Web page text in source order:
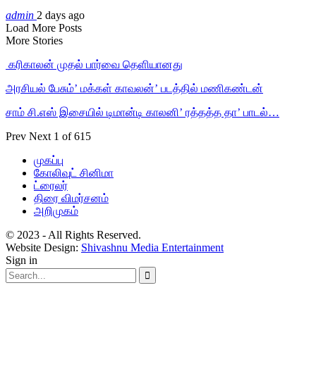
admin 2 days ago
Load More Posts
More Stories
‎ கரிகாலன் முதல் பார்வை தெளியானது
அரசியல் பேசும்’ மக்கள் காவலன்’ படத்தில் மணிகண்டன்
சாம் சி.எஸ் இசையில் டிமான்டி காலனி’ ரத்தத்த தா’ பாடல்…
Prev Next 1 of 615
முகப்பு
கோலிவுட் சினிமா
ட்ரைலர்
திரை விமர்சனம்
அறிமுகம்
© 2023 - All Rights Reserved.
Website Design: Shivashnu Media Entertainment
Sign in